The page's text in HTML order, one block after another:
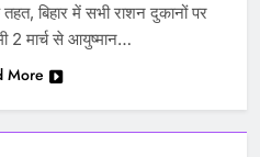
बिहार में सभी राशन दुकानों पर
2 मार्च से आयुष्मान…
More